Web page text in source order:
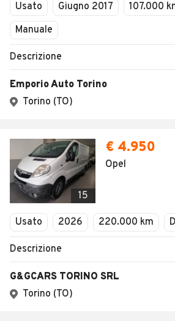
Usato Giugno 2017 107.000
Manuale
Descrizione
Emporio Auto Torino
Torino (TO)
15
€ 4.950
Opel
Usato 2026 220.000 km
Descrizione
G&GCARS TORINO SRL
Torino (TO)